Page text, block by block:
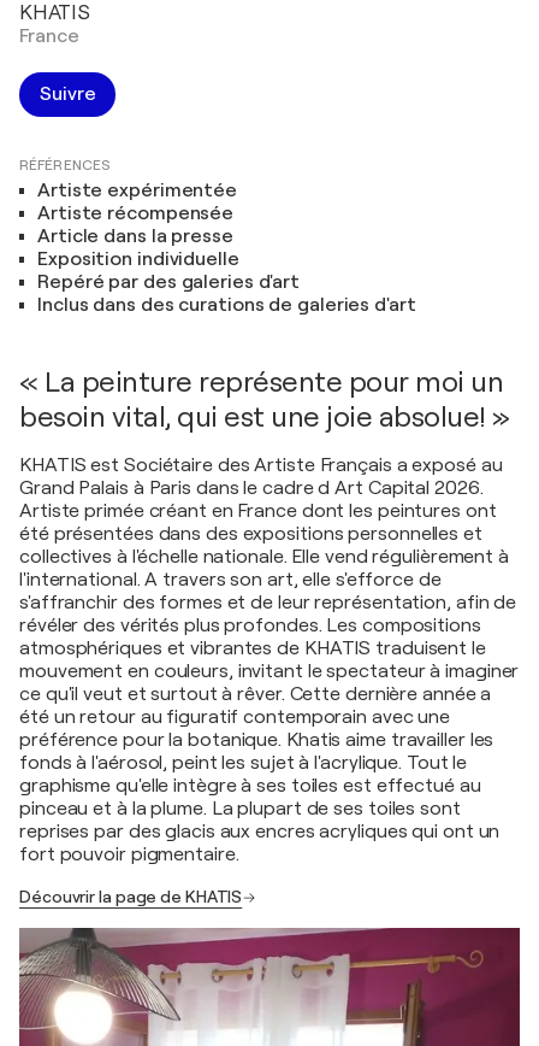
KHATIS
France
Suivre
RÉFÉRENCES
Artiste expérimentée
Artiste récompensée
Article dans la presse
Exposition individuelle
Repéré par des galeries d'art
Inclus dans des curations de galeries d'art
« La peinture représente pour moi un
besoin vital, qui est une joie absolue! »
KHATIS est Sociétaire des Artiste Français a exposé au
Grand Palais à Paris dans le cadre d Art Capital 2026.
Artiste primée créant en France dont les peintures ont
été présentées dans des expositions personnelles et
collectives à l'échelle nationale. Elle vend régulièrement à
l'international. A travers son art, elle s'efforce de
s'affranchir des formes et de leur représentation, afin de
révéler des vérités plus profondes. Les compositions
atmosphériques et vibrantes de KHATIS traduisent le
mouvement en couleurs, invitant le spectateur à imaginer
ce qu'il veut et surtout à rêver. Cette dernière année a
été un retour au figuratif contemporain avec une
préférence pour la botanique. Khatis aime travailler les
fonds à l'aérosol, peint les sujet à l'acrylique. Tout le
graphisme qu'elle intègre à ses toiles est effectué au
pinceau et à la plume. La plupart de ses toiles sont
reprises par des glacis aux encres acryliques qui ont un
fort pouvoir pigmentaire.
Découvrir la page de KHATIS